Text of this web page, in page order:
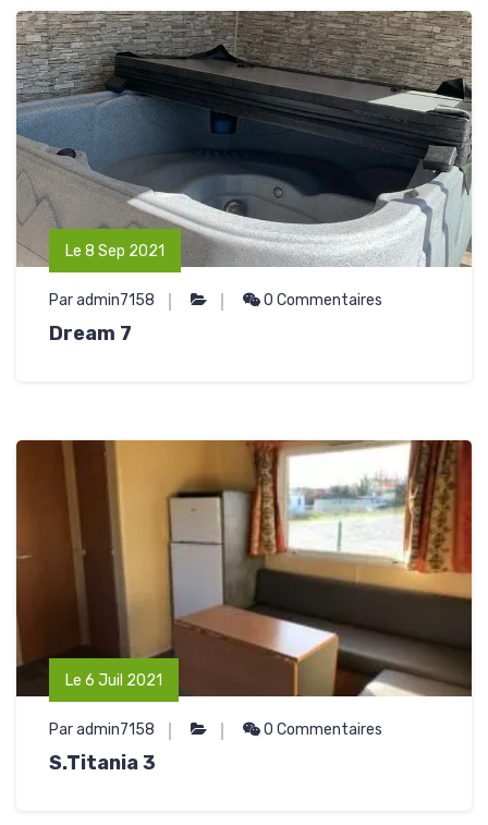
Le 8 Sep 2021
Par admin7158 0 Commentaires
Dream 7
Le 6 Juil 2021
Par admin7158 0 Commentaires
S.Titania 3